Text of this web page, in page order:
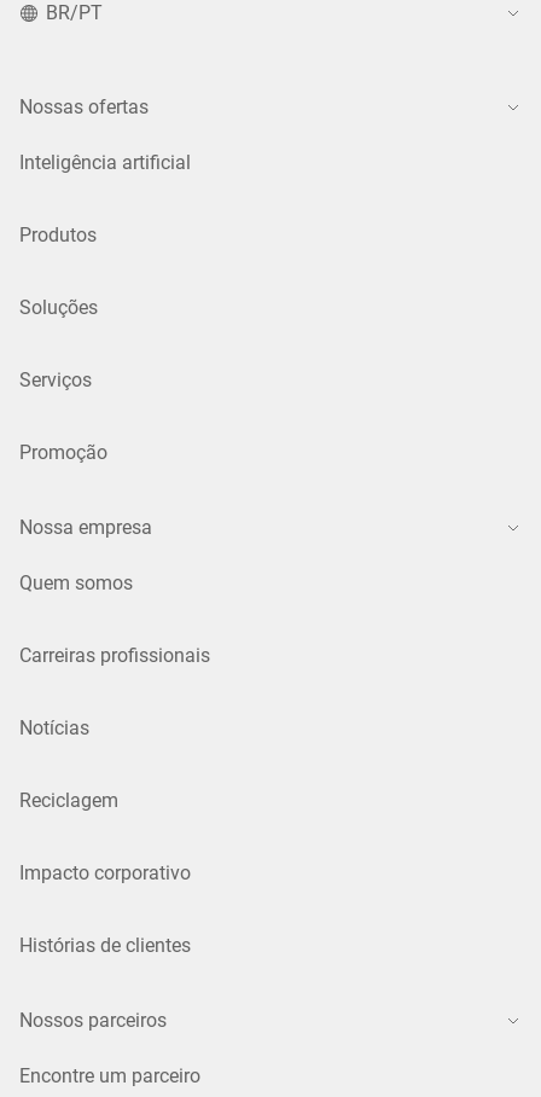
BR/PT
Nossas ofertas
Inteligência artificial
Produtos
Soluções
Serviços
Promoção
Nossa empresa
Quem somos
Carreiras profissionais
Notícias
Reciclagem
Impacto corporativo
Histórias de clientes
Nossos parceiros
Encontre um parceiro